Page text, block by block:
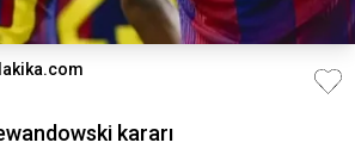
kararı